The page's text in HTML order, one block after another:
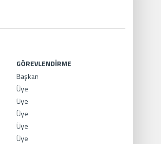
GÖREVLENDİRME
Başkan
Üye
Üye
Üye
Üye
Üye